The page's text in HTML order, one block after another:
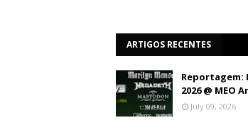
ARTIGOS RECENTES
Reportagem:
2026 @ MEO
July 09, 2026